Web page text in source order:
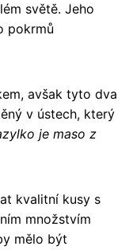
světě. Jeho
pokrmů
avšak tyto dva
v ústech, který
je maso z
kvalitní kusy s
množstvím
mělo být